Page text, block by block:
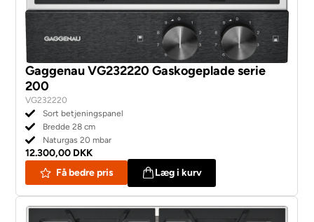
Gaggenau VG232220 Gaskogeplade serie
200
VG232220
Sort betjeningspanel
Bredde 28 cm
Naturgas 20 mbar
12.300,00 DKK
Få bedre pris
Læg i kurv